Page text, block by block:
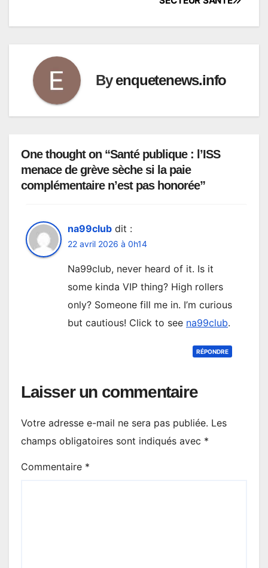
Byenquetenews.info
One thought on “Santé publique : l’ISS
menace de grève sèche si la paie
complémentaire n’est pas honorée”
na99club dit :
22 avril 2026 à 0h14
Na99club, never heard of it. Is it
some kinda VIP thing? High rollers
only? Someone fill me in. I’m curious
but cautious! Click to see na99club.
RÉPONDRE
Laisser un commentaire
Votre adresse e-mail ne sera pas publiée. Les
champs obligatoires sont indiqués avec *
Commentaire *